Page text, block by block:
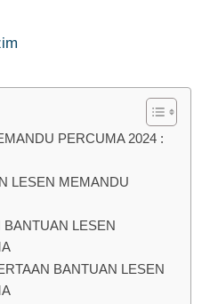
PERCUMA 2024 :
LESEN MEMANDU
BANTUAN LESEN
BANTUAN LESEN